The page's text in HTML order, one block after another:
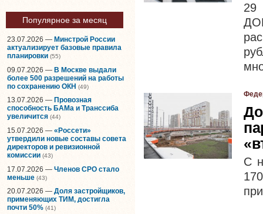
Популярное за месяц
23.07.2026 — Минстрой России
актуализирует базовые правила
планировки (55)
09.07.2026 — В Москве выдали
более 500 разрешений на работы
по сохранению ОКН (49)
13.07.2026 — Провозная
способность БАМа и Транссиба
увеличится (44)
15.07.2026 — «Россети»
утвердили новые составы совета
директоров и ревизионной
комиссии (43)
17.07.2026 — Членов СРО стало
меньше (43)
20.07.2026 — Доля застройщиков,
применяющих ТИМ, достигла
почти 50% (41)
29
С